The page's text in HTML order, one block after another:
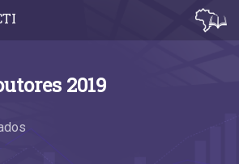
da pós-graduação -
2019